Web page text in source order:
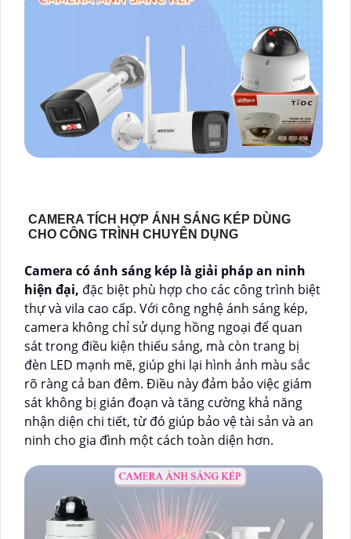
CAMERA TÍCH HỢP ÁNH SÁNG KÉP DÙNG
CHO CÔNG TRÌNH CHUYÊN DỤNG
Camera có ánh sáng kép là giải pháp an ninh
hiện đại, đặc biệt phù hợp cho các công trình biệt
thự và vila cao cấp. Với công nghệ ánh sáng kép,
camera không chỉ sử dụng hồng ngoại để quan
sát trong điều kiện thiếu sáng, mà còn trang bị
đèn LED mạnh mẽ, giúp ghi lại hình ảnh màu sắc
rõ ràng cả ban đêm. Điều này đảm bảo việc giám
sát không bị gián đoạn và tăng cường khả năng
nhận diện chi tiết, từ đó giúp bảo vệ tài sản và an
ninh cho gia đình một cách toàn diện hơn.